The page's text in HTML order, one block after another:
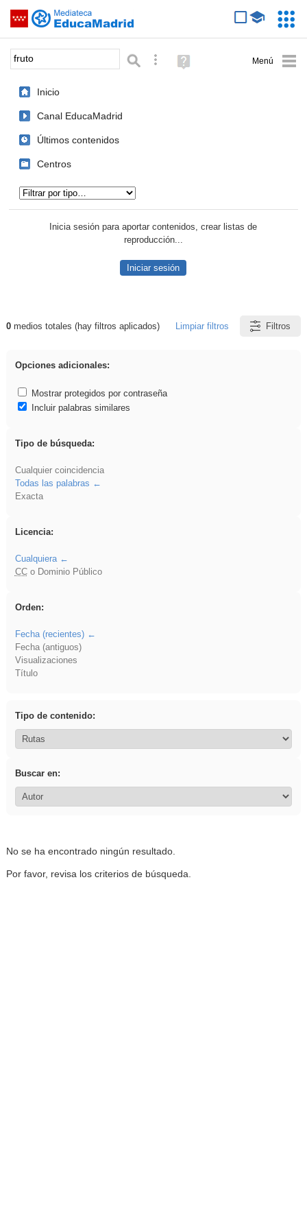
Saltar navegación
Palabra o frase: Búsqueda avanzada
Ayuda
(en
Inicio
Canal EducaMadrid
Últimos contenidos
Centros
Inicia sesión para aportar contenidos, crear listas de
reproducción...
Iniciar sesión
Resultados de: fruto
0medios totales (hay filtros aplicados) Limpiar filtros Filtros
Opciones adicionales:
Mostrar protegidos por contraseña
Incluir palabras similares
Tipo de búsqueda:
Cualquier coincidencia
Todas las palabras
Exacta
Licencia:
Cualquiera
CCo Dominio Público
Orden:
Fecha (recientes)
Fecha (antiguos)
Visualizaciones
Título
Tipo de contenido:
Buscar en:
No se ha encontrado ningún resultado.
Por favor, revisa los criterios de búsqueda.